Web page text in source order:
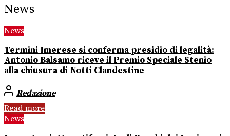
News
News
Termini Imerese si conferma presidio di legalità:
Antonio Balsamo riceve il Premio Speciale Stenio
alla chiusura di Notti Clandestine
Redazione
Read more
News